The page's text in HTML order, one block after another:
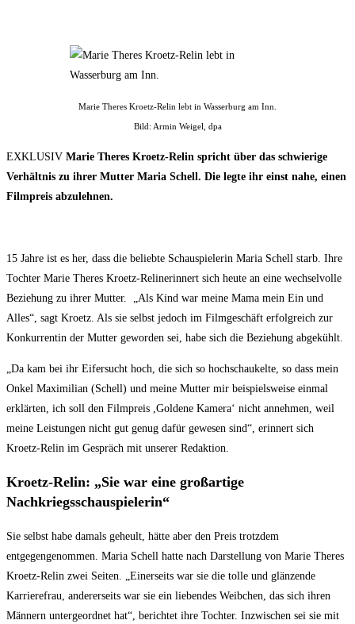
Marie Theres Kroetz-Relin lebt in Wasserburg am Inn.
Bild: Armin Weigel, dpa
EXKLUSIV Marie Theres Kroetz-Relin spricht über das schwierige
Verhältnis zu ihrer Mutter Maria Schell. Die legte ihr einst nahe, einen
Filmpreis abzulehnen.
15 Jahre ist es her, dass die beliebte Schauspielerin Maria Schell starb. Ihre
Tochter Marie Theres Kroetz-Relinerinnert sich heute an eine wechselvolle
Beziehung zu ihrer Mutter. „Als Kind war meine Mama mein Ein und
Alles“, sagt Kroetz. Als sie selbst jedoch im Filmgeschäft erfolgreich zur
Konkurrentin der Mutter geworden sei, habe sich die Beziehung abgekühlt.
„Da kam bei ihr Eifersucht hoch, die sich so hochschaukelte, so dass mein
Onkel Maximilian (Schell) und meine Mutter mir beispielsweise einmal
erklärten, ich soll den Filmpreis ,Goldene Kamera‘ nicht annehmen, weil
meine Leistungen nicht gut genug dafür gewesen sind“, erinnert sich
Kroetz-Relin im Gespräch mit unserer Redaktion.
Kroetz-Relin: „Sie war eine großartige
Nachkriegsschauspielerin“
Sie selbst habe damals geheult, hätte aber den Preis trotzdem
entgegengenommen. Maria Schell hatte nach Darstellung von Marie Theres
Kroetz-Relin zwei Seiten. „Einerseits war sie die tolle und glänzende
Karrierefrau, andererseits war sie ein liebendes Weibchen, das sich ihren
Männern untergeordnet hat“, berichtet ihre Tochter. Inzwischen sei sie mit